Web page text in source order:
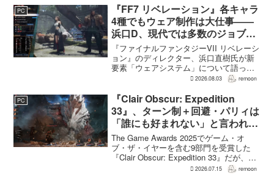
氏も、「最初の2作で泣かなかった人も...
PC
『FF7 リベレーション』各キャラ
4種でもウェア制作は大仕事――
浜口D、現代では多数のジョブを
1作に盛り込むのは極めて困難と
説明
『ファイナルファンタジーVII リベレーシ
ョン』のディレクター、浜口直樹氏が新
要素「ウェアシステム」について語っ
た。本作では8人のパーティキャラクター
が、キャラクター数が多いため、作業量
はかなりのものにな...
2026.08.03 remoon
PC
『Clair Obscur: Expedition
33』、ターン制＋回避・パリィは
「誰にも好まれない」と言われて
いた 開発陣は実際に遊んだ面白
さを優先
The Game Awards 2025でゲーム・オ
ブ・ザ・イヤーを含む9部門を受賞した
『Clair Obscur: Expedition 33』だが、タ
ーン制バトルに回避やパリィを組み合わ
2026.07.15 remoon